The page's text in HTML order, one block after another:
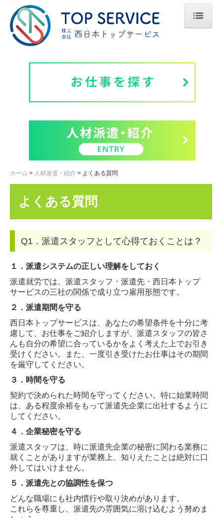
ホーム
人材派遣・紹介
スタッフ登録
特定技能外国人
ホーム 人材派遣・紹介 よくある質問
よくある質問
Q1．派遣スタッフとして心得ておくことは？
１．派遣システムの正しい理解をしておく
派遣就労では、派遣スタッフ・派遣先・西日本トップ
サービスの三社の関係で成り立つ雇用形態です。
２． 派遣期間を守る
西日本トップサービスは、あなたの希望条件を十分に考
慮して、お仕事をご紹介しますが、派遣スタッフの皆さ
んも自分の希望に合っているかをよく考えた上でお引き
受けください。また、一度引き受けたお仕事はその期間
を厳守してください。
３． 時間を守る
契約で決められた時間を守ってください。特に始業時間
は、ある程度余裕をもって派遣先企業に出社するように
してください。
４． 企業秘密を守る
派遣スタッフは、時に派遣先企業の秘密に関わる業務に
就くことがありますが業務上、知りえたことは絶対に口
外してはいけません。
５． 派遣先との協調性を保つ
どんな職場にも社内慣行や取り決めがあります。
これらを尊重し、派遣先の雰囲気に溶け込むよう努めま